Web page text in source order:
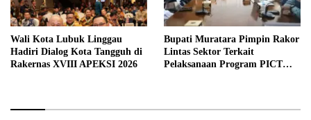
Wali Kota Lubuk Linggau
Hadiri Dialog Kota Tangguh di
Rakernas XVIII APEKSI 2026
Bupati Muratara Pimpin Rakor
Lintas Sektor Terkait
Pelaksanaan Program PICT